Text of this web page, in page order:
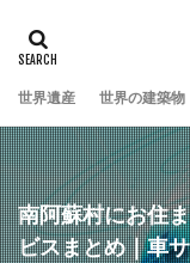
世界遺産 世界の建築物
南阿蘇村にお住
ビスまとめ｜車